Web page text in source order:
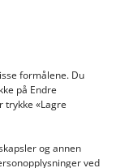
formålene. Du
på Endre
trykke «Lagre
og annen
ved